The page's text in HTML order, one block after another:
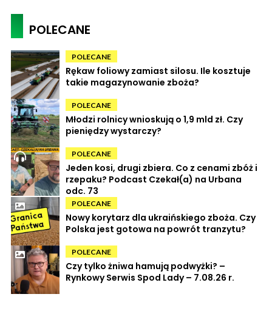
POLECANE
POLECANE
Rękaw foliowy zamiast silosu. Ile kosztuje
takie magazynowanie zboża?
POLECANE
Młodzi rolnicy wnioskują o 1,9 mld zł. Czy
pieniędzy wystarczy?
POLECANE
Jeden kosi, drugi zbiera. Co z cenami zbóż i
rzepaku? Podcast Czekał(a) na Urbana
odc. 73
POLECANE
Nowy korytarz dla ukraińskiego zboża. Czy
Polska jest gotowa na powrót tranzytu?
POLECANE
Czy tylko żniwa hamują podwyżki? –
Rynkowy Serwis Spod Lady – 7.08.26 r.